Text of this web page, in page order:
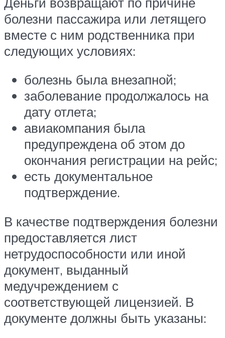
болезни пассажира или летящего
вместе с ним родственника при
следующих условиях:
болезнь была внезапной;
заболевание продолжалось на
дату отлета;
авиакомпания была
предупреждена об этом до
окончания регистрации на рейс;
есть документальное
подтверждение.
В качестве подтверждения болезни
предоставляется лист
нетрудоспособности или иной
документ, выданный
медучреждением с
соответствующей лицензией. В
документе должны быть указаны: